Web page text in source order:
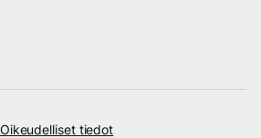
Oikeudelliset tiedot